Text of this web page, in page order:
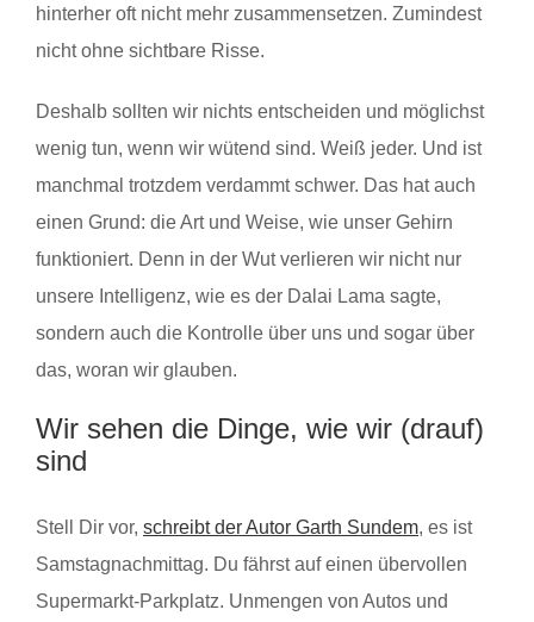
hinterher oft nicht mehr zusammensetzen. Zumindest
nicht ohne sichtbare Risse.
Deshalb sollten wir nichts entscheiden und möglichst
wenig tun, wenn wir wütend sind. Weiß jeder. Und ist
manchmal trotzdem verdammt schwer. Das hat auch
einen Grund: die Art und Weise, wie unser Gehirn
funktioniert. Denn in der Wut verlieren wir nicht nur
unsere Intelligenz, wie es der Dalai Lama sagte,
sondern auch die Kontrolle über uns und sogar über
das, woran wir glauben.
Wir sehen die Dinge, wie wir (drauf)
sind
Stell Dir vor, schreibt der Autor Garth Sundem, es ist
Samstagnachmittag. Du fährst auf einen übervollen
Supermarkt-Parkplatz. Unmengen von Autos und